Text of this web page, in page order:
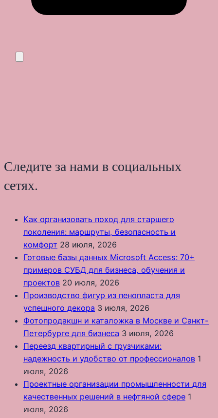
Следите за нами в социальных
сетях.
Как организовать поход для старшего
поколения: маршруты, безопасность и
комфорт 28 июля, 2026
Готовые базы данных Microsoft Access: 70+
примеров СУБД для бизнеса, обучения и
проектов 20 июля, 2026
Производство фигур из пенопласта для
успешного декора 3 июля, 2026
Фотопродакшн и каталожка в Москве и Санкт-
Петербурге для бизнеса 3 июля, 2026
Переезд квартирный с грузчиками:
надежность и удобство от профессионалов 1
июля, 2026
Проектные организации промышленности для
качественных решений в нефтяной сфере 1
июля, 2026